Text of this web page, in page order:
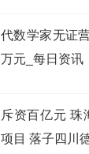
代数学家无证
万元_每日资讯
斥资百亿元 珠
项目 落子四川